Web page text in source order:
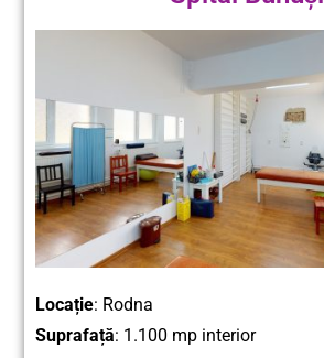
Locație: Rodna
Suprafață: 1.100 mp interior